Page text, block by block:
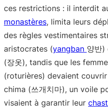
ces restrictions : il interdit
monastères, limita leurs
des règles vestimentaires
aristocrates (yangban 양반
(장옷), tandis que les
(roturières) devaient
chima (쓰개치마), un voile
visaient à garantir leur